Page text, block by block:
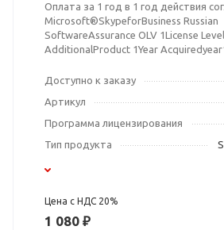
Оплата за 1 год в 1 год действия
Microsoft®SkypeforBusiness Russian
SoftwareAssurance OLV 1License
AdditionalProduct 1Year
Доступно к заказу
Артикул
Программа лицензирования
Тип продукта
Цена с НДС 20%
1 080 ₽